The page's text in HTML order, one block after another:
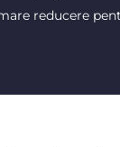
reducere